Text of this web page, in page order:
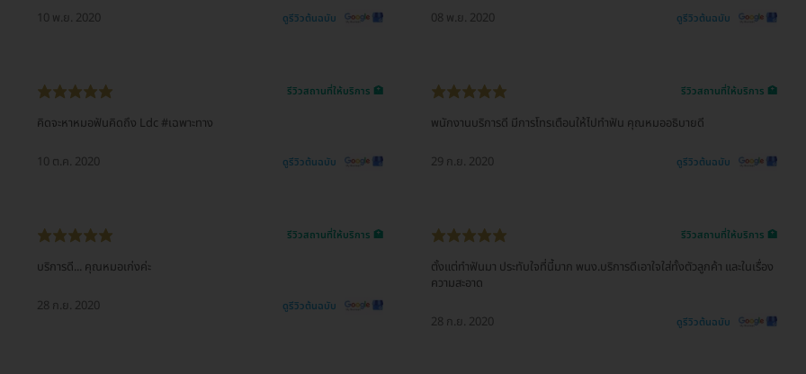
10 พ.ย. 2020 ดูรีวิวต้นฉบับ 08 พ.ย. 2020 ดูรีวิวต้นฉบับ
รีวิวสถานที่ให้บริการ 🏥
คิดจะหาหมอฟันคิดถึง Ldc #เฉพาะทาง
10 ต.ค. 2020 ดูรีวิวต้นฉบับ
รีวิวสถานที่ให้บริการ 🏥
พนักงานบริการดี มีการโทรเตือนให้ไปทำฟัน คุณหมออธิบายดี
29 ก.ย. 2020 ดูรีวิวต้นฉบับ
รีวิวสถานที่ให้บริการ 🏥
บริการดี... คุณหมอเก่งค่ะ
28 ก.ย. 2020 ดูรีวิวต้นฉบับ
รีวิวสถานที่ให้บริการ 🏥
ตั้งแต่ทำฟันมา ประทับใจที่นี้มาก​ พนง.บริการดีเอาใจใส่ทั้งตัวลูกค้า และในเรื่อง
ความสะอาด
28 ก.ย. 2020 ดูรีวิวต้นฉบับ